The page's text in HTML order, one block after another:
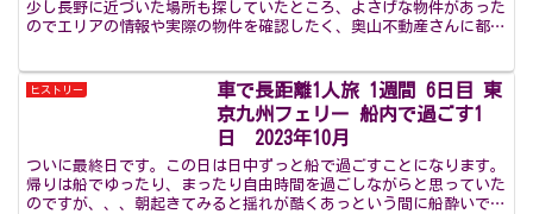
少し長野に近づいた場所も探していたところ、よさげな物件があった
のでエリアの情報や実際の物件を確認したく、奥山不動産さんに都合
ヒストリー
車で長距離1人旅 1週間 6日目 東
京九州フェリー 船内で過ごす1
日 2023年10月
ついに最終日です。この日は日中ずっと船で過ごすことになります。
帰りは船でゆったり、まったり自由時間を過ごしながらと思っていた
のですが、、、朝起きてみると揺れが酷くあっという間に船酔いで